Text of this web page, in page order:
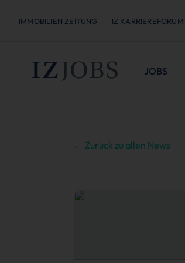
IMMOBILIEN ZEITUNG IZ KARRIEREFORUM
JOBS
← Zurück zu allen News